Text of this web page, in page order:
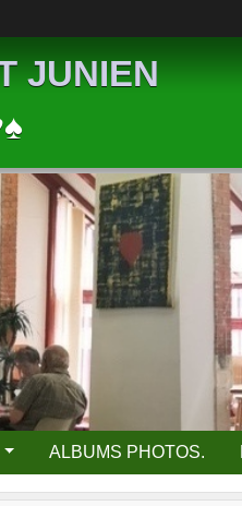
JUNIEN
ALBUMS PHOTOS.